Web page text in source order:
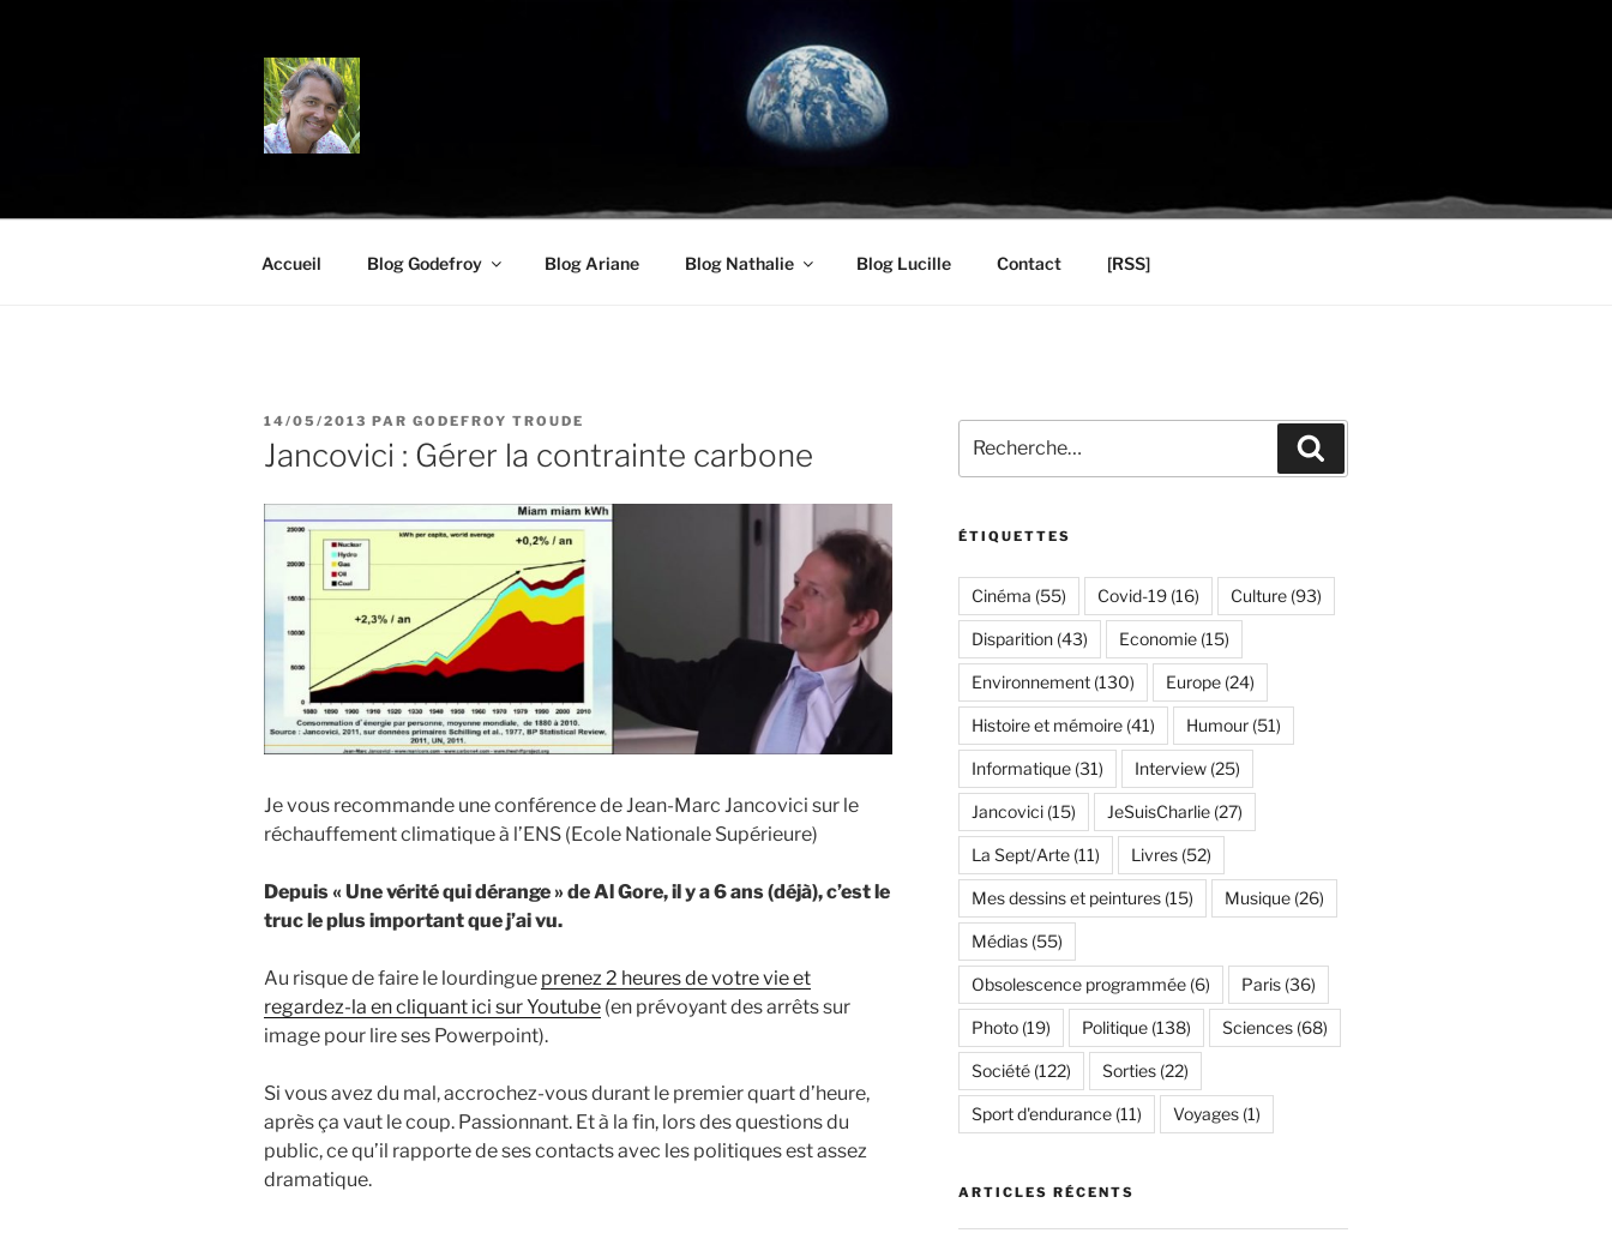
Accueil Blog Godefroy Blog Ariane Blog Nathalie Blog Lucille Contact [RSS]
PUBLIÉ
LE
14/05/2013 PAR GODEFROY TROUDE
Jancovici : Gérer la contrainte carbone
Je vous recommande une conférence de Jean-Marc Jancovici sur le
réchauffement climatique à l’ENS (Ecole Nationale Supérieure)
Depuis « Une vérité qui dérange » de Al Gore, il y a 6 ans (déjà), c’est le
truc le plus important que j’ai vu.
Au risque de faire le lourdingue prenez 2 heures de votre vie et
regardez-la en cliquant ici sur Youtube (en prévoyant des arrêts sur
image pour lire ses Powerpoint).
Si vous avez du mal, accrochez-vous durant le premier quart d’heure,
après ça vaut le coup. Passionnant. Et à la fin, lors des questions du
public, ce qu’il rapporte de ses contacts avec les politiques est assez
dramatique.
pour
:
ÉTIQUETTES
Cinéma (55) Covid-19(16) Culture(93)
Disparition(43) Economie(15)
Environnement(130) Europe(24)
Histoire et mémoire(41) Humour(51)
Informatique(31) Interview(25)
Jancovici(15) JeSuisCharlie(27)
La Sept/Arte(11) Livres(52)
Mes dessins et peintures(15) Musique(26)
Médias(55)
Obsolescence programmée(6) Paris(36)
Photo(19) Politique(138) Sciences(68)
Société(122) Sorties(22)
Sport d'endurance(11) Voyages(1)
ARTICLES RÉCENTS